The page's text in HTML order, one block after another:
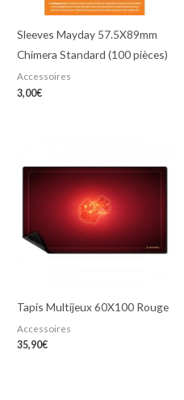
Sleeves Mayday 57.5X89mm
Chimera Standard (100 pièces)
Accessoires
3,00€
Tapis Multijeux 60X100 Rouge
Accessoires
35,90€